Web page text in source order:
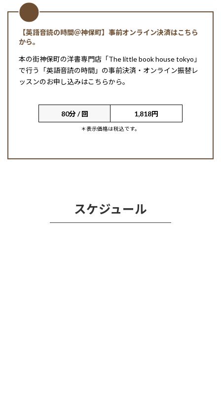
【英語音読の時間＠神保町】事前オンライン決済はこちら
から。
本の街神保町の洋書専門店「The little book house tokyo」
で行う「英語音読の時間」の事前決済・オンライン振替レ
ッスンのお申し込みはこちらから。
80分 / 回 1,818円
＊表示価格は税込です。
スケジュール